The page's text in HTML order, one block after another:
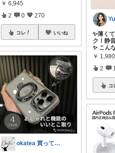
￥ 6,945
2 0 270
コレ いいね
okatea 買ってよかった
✨薄く
ク！静
✨ こん
￥ 1,980
2 1
コ